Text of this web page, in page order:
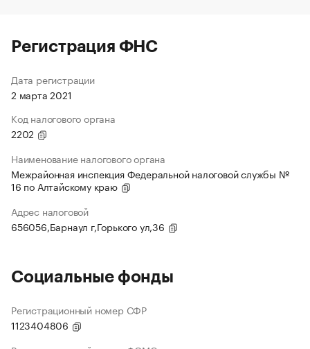
Регистрация ФНС
Дата регистрации
2 марта 2021
Код налогового органа
2202
Наименование налогового органа
Межрайонная инспекция Федеральной налоговой службы №
16 по Алтайскому краю
Адрес налоговой
656056,Барнаул г,Горького ул,36
Социальные фонды
Регистрационный номер СФР
1123404806